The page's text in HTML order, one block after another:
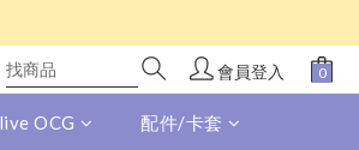
會員登入
OCG 配件/卡套